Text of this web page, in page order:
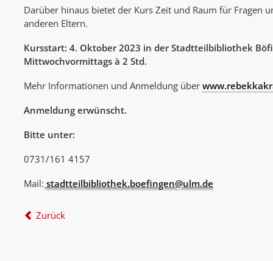
Darüber hinaus bietet der Kurs Zeit und Raum für Fragen
anderen Eltern.
Kursstart: 4. Oktober 2023 in der Stadtteilbibliothek
Mittwochvormittags à 2 Std.
Mehr Informationen und Anmeldung über
Anmeldung erwünscht.
Bitte unter:
0731/161 4157
Mail: stadtteilbibliothek.boefingen@ulm.de
Zurück